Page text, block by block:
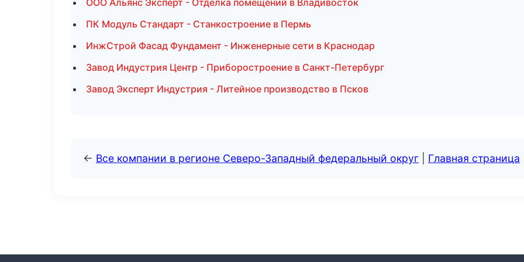
ООО Альянс Эксперт - Отделка помещений в Владивосток
ПК Модуль Стандарт - Станкостроение в Пермь
ИнжСтрой Фасад Фундамент - Инженерные сети в Краснодар
Завод Индустрия Центр - Приборостроение в Санкт-Петербург
Завод Эксперт Индустрия - Литейное производство в Псков
← Все компании в регионе Северо-Западный федеральный округ Главная страница